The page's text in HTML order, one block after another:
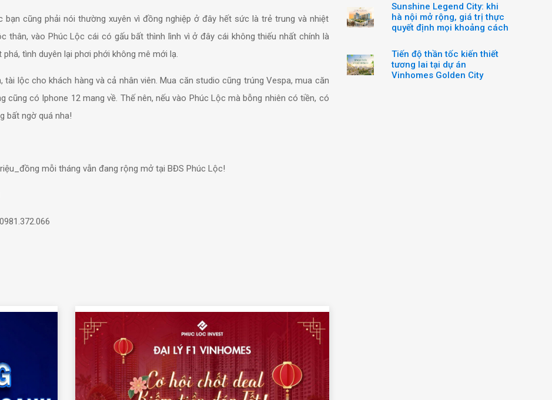
cũng phải nói thường xuyên vì đồng nghiệp ở đây hết sức là trẻ trung và nhiệt
thân, vào Phúc Lộc cái có gấu bất thình lình vì ở đây cái không thiếu nhất chính là
tình duyên lại phơi phới không mê mới lạ.
lộc cho khách hàng và cả nhân viên. Mua căn studio cũng trúng Vespa, mua căn
có Iphone 12 mang về. Thế nên, nếu vào Phúc Lộc mà bỗng nhiên có tiền, có
bất ngờ quá nha!
mỗi tháng vẫn đang rộng mở tại BĐS Phúc Lộc!
Sunshine Legend City: khi
hà nội mở rộng, giá trị thực
quyết định mọi khoảng cách
Tiến độ thần tốc kiến thiết
tương lai tại dự án
Vinhomes Golden City